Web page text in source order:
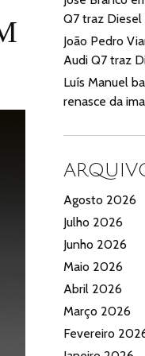
Q7 traz Diesel
João Pedro
Audi Q7 traz
Luís Manuel
renasce da
Agosto 2026
Julho 2026
Junho 2026
Maio 2026
Abril 2026
Março 2026
Fevereiro